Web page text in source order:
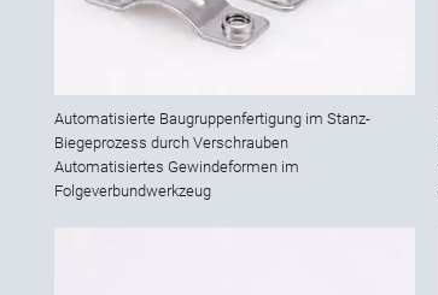
Automatisierte Baugruppenfertigung im Stanz-
Biegeprozess durch Verschrauben
Automatisiertes Gewindeformen im
Folgeverbundwerkzeug